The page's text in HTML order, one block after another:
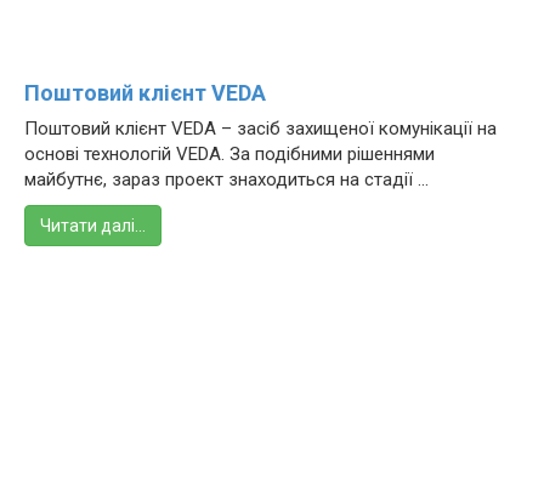
Поштовий клієнт VEDA
Поштовий клієнт VEDA – засіб захищеної комунікації на
основі технологій VEDA. За подібними рішеннями
майбутнє, зараз проект знаходиться на стадії ...
Читати далі…